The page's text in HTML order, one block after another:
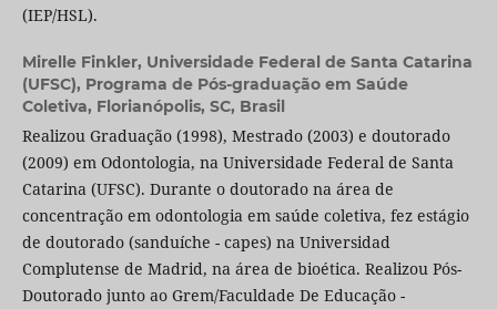
(IEP/HSL).
Mirelle Finkler, Universidade Federal de Santa Catarina
(UFSC), Programa de Pós-graduação em Saúde
Coletiva, Florianópolis, SC, Brasil
Realizou Graduação (1998), Mestrado (2003) e doutorado
(2009) em Odontologia, na Universidade Federal de Santa
Catarina (UFSC). Durante o doutorado na área de
concentração em odontologia em saúde coletiva, fez estágio
de doutorado (sanduíche - capes) na Universidad
Complutense de Madrid, na área de bioética. Realizou Pós-
Doutorado junto ao Grem/Faculdade De Educação -